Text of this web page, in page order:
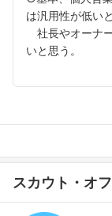
は汎用性が低い
社長やオーナ
いと思う。
スカウト・オ